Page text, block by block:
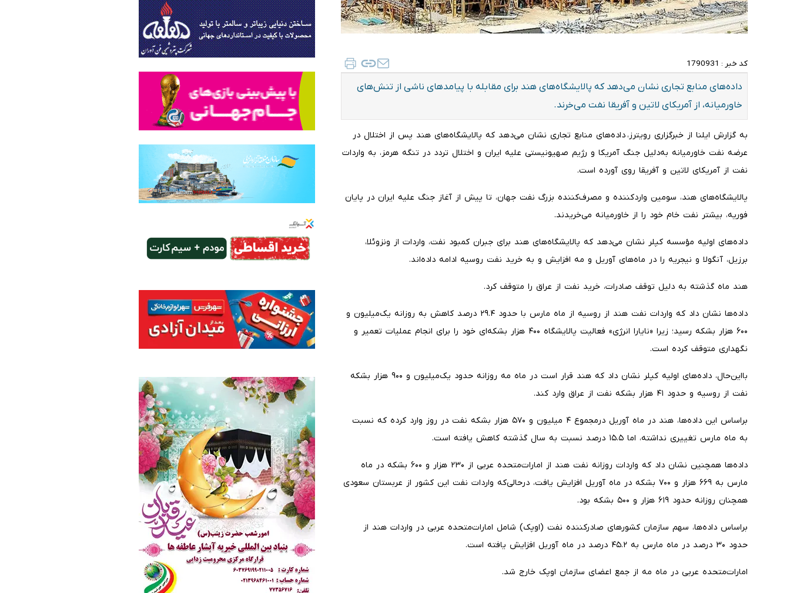
کد خبر : 1790931
داده‌های منابع تجاری نشان می‌دهد که پالایشگاه‌های هند برای مقابله با پیامدهای ناشی از تنش‌های
خاورمیانه، از آمریکای لاتین و آفریقا نفت می‌خرند.
به گزارش ایلنا از خبرگزاری رویترز، داده‌های منابع تجاری نشان می‌دهد که پالایشگاه‌های هند پس از اختلال در
عرضه نفت خاورمیانه به‌دلیل جنگ آمریکا و رژیم صهیونیستی علیه ایران و اختلال تردد در تنگه هرمز، به واردات
نفت از آمریکای لاتین و آفریقا روی آورده است.
پالایشگاه‌های هند، سومین واردکننده و مصرف‌کننده بزرگ نفت جهان، تا پیش از آغاز جنگ علیه ایران در پایان
فوریه، بیشتر نفت خام خود را از خاورمیانه می‌خریدند.
داده‌های اولیه مؤسسه کپلر نشان می‌دهد که پالایشگاه‌های هند برای جبران کمبود نفت، واردات از ونزوئلا،
برزیل، آنگولا و نیجریه را در ماه‌های آوریل و مه افزایش و به خرید نفت روسیه ادامه داده‌اند.
هند ماه گذشته به دلیل توقف صادرات، خرید نفت از عراق را متوقف کرد.
داده‌ها نشان داد که واردات نفت هند از روسیه از ماه مارس با حدود ۲۹.۴ درصد کاهش به روزانه یک‌میلیون و
۶۰۰ هزار بشکه رسید؛ زیرا «نایارا انرژی» فعالیت پالایشگاه ۴۰۰ هزار بشکه‌ای خود را برای انجام عملیات تعمیر و
نگهداری متوقف کرده است.
بااین‌حال، داده‌های اولیه کپلر نشان داد که هند قرار است در ماه مه روزانه حدود یک‌میلیون و ۹۰۰ هزار بشکه
نفت از روسیه و حدود ۴۱ هزار بشکه نفت از عراق وارد کند.
براساس این داده‌ها، هند در ماه آوریل درمجموع ۴ میلیون و ۵۷۰ هزار بشکه نفت در روز وارد کرده که نسبت
به ماه مارس تغییری نداشته، اما ۱۵.۵ درصد نسبت به سال گذشته کاهش یافته است.
داده‌ها همچنین نشان داد که واردات روزانه نفت هند از امارات‌متحده عربی از ۲۳۰ هزار و ۶۰۰ بشکه در ماه
مارس به ۶۶۹ هزار و ۷۰۰ بشکه در ماه آوریل افزایش یافت، درحالی‌که واردات نفت این کشور از عربستان سعودی
همچنان روزانه حدود ۶۱۹ هزار و ۵۰۰ بشکه بود.
براساس داده‌ها، سهم سازمان کشورهای صادرکننده نفت (اوپک) شامل امارات‌متحده عربی در واردات هند از
حدود ۳۰ درصد در ماه مارس به ۴۵.۲ درصد در ماه آوریل افزایش یافته است.
امارات‌متحده عربی در ماه مه از جمع اعضای سازمان اوپک خارج شد.